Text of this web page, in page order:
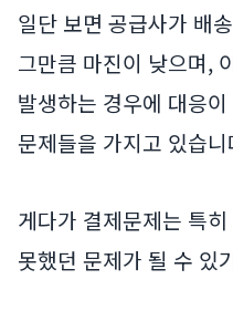
일단 보면 공급사가 배
그만큼 마진이 낮으며,
발생하는 경우에 대응
문제들을 가지고 있습니
게다가 결제문제는 특
못했던 문제가 될 수 있